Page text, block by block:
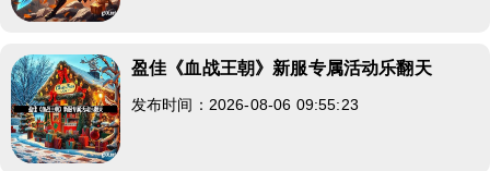
盈佳《血战王朝》新服专属活动乐翻天
发布时间：2026-08-06 09:55:23